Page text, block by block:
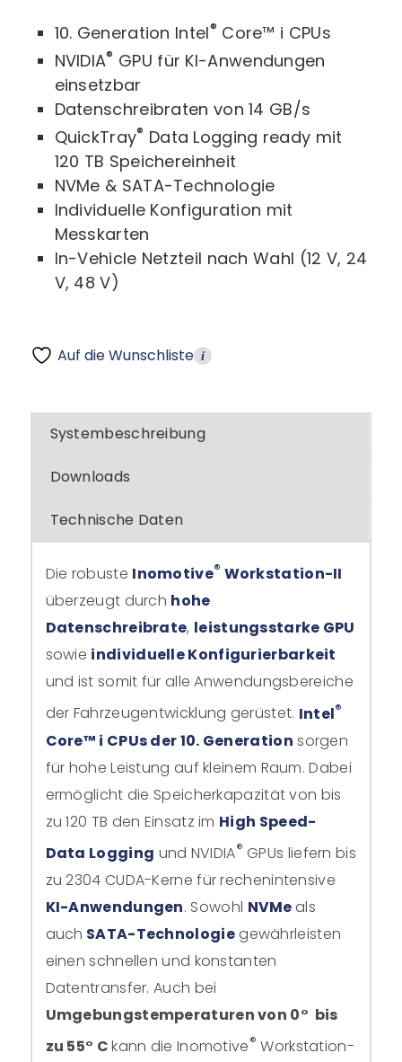
10. Generation Intel® Core™ i CPUs
NVIDIA® GPU für KI-Anwendungen
einsetzbar
Datenschreibraten von 14 GB/s
QuickTray® Data Logging ready mit
120 TB Speichereinheit
NVMe & SATA-Technologie
Individuelle Konfiguration mit
Messkarten
In-Vehicle Netzteil nach Wahl (12 V, 24
V, 48 V)
Auf die Wunschliste i
Systembeschreibung
Downloads
Technische Daten
Die robuste Inomotive® Workstation-II
überzeugt durch hohe
Datenschreibrate, leistungsstarke GPU
sowie individuelle Konfigurierbarkeit
und ist somit für alle Anwendungsbereiche
der Fahrzeugentwicklung gerüstet. Intel®
Core™ i CPUs der 10. Generation sorgen
für hohe Leistung auf kleinem Raum. Dabei
ermöglicht die Speicherkapazität von bis
zu 120 TB den Einsatz im High Speed-
Data Logging und NVIDIA® GPUs liefern bis
zu 2304 CUDA-Kerne für rechenintensive
KI-Anwendungen. Sowohl NVMeals
auch SATA-Technologiegewährleisten
einen schnellen und konstanten
Datentransfer.Auch bei
Umgebungstemperaturen von 0° bis
zu 55° Ckann die Inomotive® Workstation-